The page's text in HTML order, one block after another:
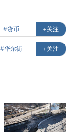
#货币 +关注
#华尔街 +关注